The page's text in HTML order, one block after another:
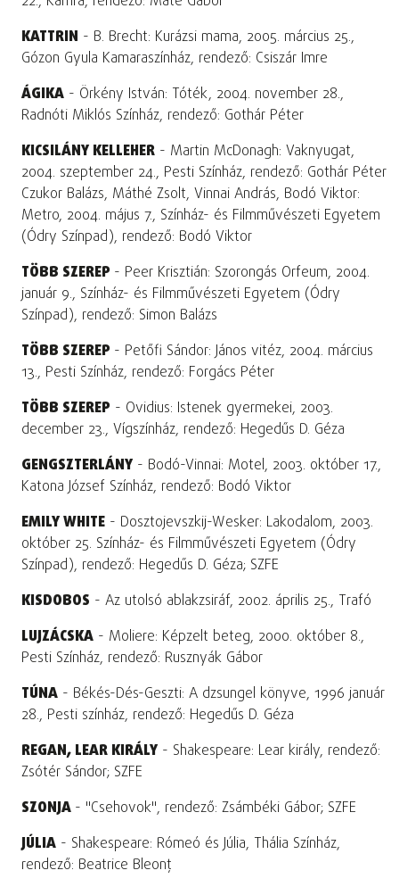
KATTRIN - B. Brecht: Kurázsi mama, 2005. március 25.,
Gózon Gyula Kamaraszínház, rendező: Csiszár Imre
ÁGIKA - Örkény István: Tóték, 2004. november 28.,
Radnóti Miklós Színház, rendező: Gothár Péter
KICSILÁNY KELLEHER - Martin McDonagh: Vaknyugat,
2004. szeptember 24., Pesti Színház, rendező: Gothár Péter
Czukor Balázs, Máthé Zsolt, Vinnai András, Bodó Viktor:
Metro, 2004. május 7., Színház- és Filmművészeti Egyetem
(Ódry Színpad), rendező: Bodó Viktor
TÖBB SZEREP - Peer Krisztián: Szorongás Orfeum, 2004.
január 9., Színház- és Filmművészeti Egyetem (Ódry
Színpad), rendező: Simon Balázs
TÖBB SZEREP - Petőfi Sándor: János vitéz, 2004. március
13., Pesti Színház, rendező: Forgács Péter
TÖBB SZEREP - Ovidius: Istenek gyermekei, 2003.
december 23., Vígszínház, rendező: Hegedűs D. Géza
GENGSZTERLÁNY - Bodó-Vinnai: Motel, 2003. október 17.,
Katona József Színház, rendező: Bodó Viktor
EMILY WHITE - Dosztojevszkij-Wesker: Lakodalom, 2003.
október 25. Színház- és Filmművészeti Egyetem (Ódry
Színpad), rendező: Hegedűs D. Géza; SZFE
KISDOBOS - Az utolsó ablakzsiráf, 2002. április 25., Trafó
LUJZÁCSKA - Moliere: Képzelt beteg, 2000. október 8.,
Pesti Színház, rendező: Rusznyák Gábor
TÚNA - Békés-Dés-Geszti: A dzsungel könyve, 1996 január
28., Pesti színház, rendező: Hegedűs D. Géza
REGAN, LEAR KIRÁLY - Shakespeare: Lear király, rendező:
Zsótér Sándor; SZFE
SZONJA - "Csehovok", rendező: Zsámbéki Gábor; SZFE
JÚLIA - Shakespeare: Rómeó és Júlia, Thália Színház,
rendező: Beatrice Bleonţ